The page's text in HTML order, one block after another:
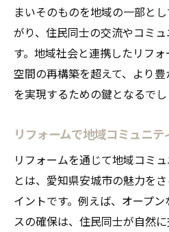
まいそのものを地域の一部と
がり、住民同士の交流やコミ
す。地域社会と連携したリフ
空間の再構築を超えて、より
を実現するための鍵となるでし
リフォームで地域コミュニ
リフォームを通じて地域コミ
とは、愛知県安城市の魅力を
イントです。例えば、オープ
スの確保は、住民同士が自然